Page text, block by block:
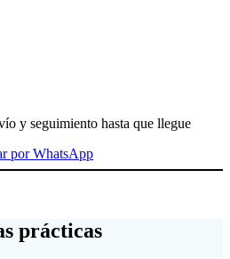
y seguimiento hasta que llegue
por WhatsApp
prácticas